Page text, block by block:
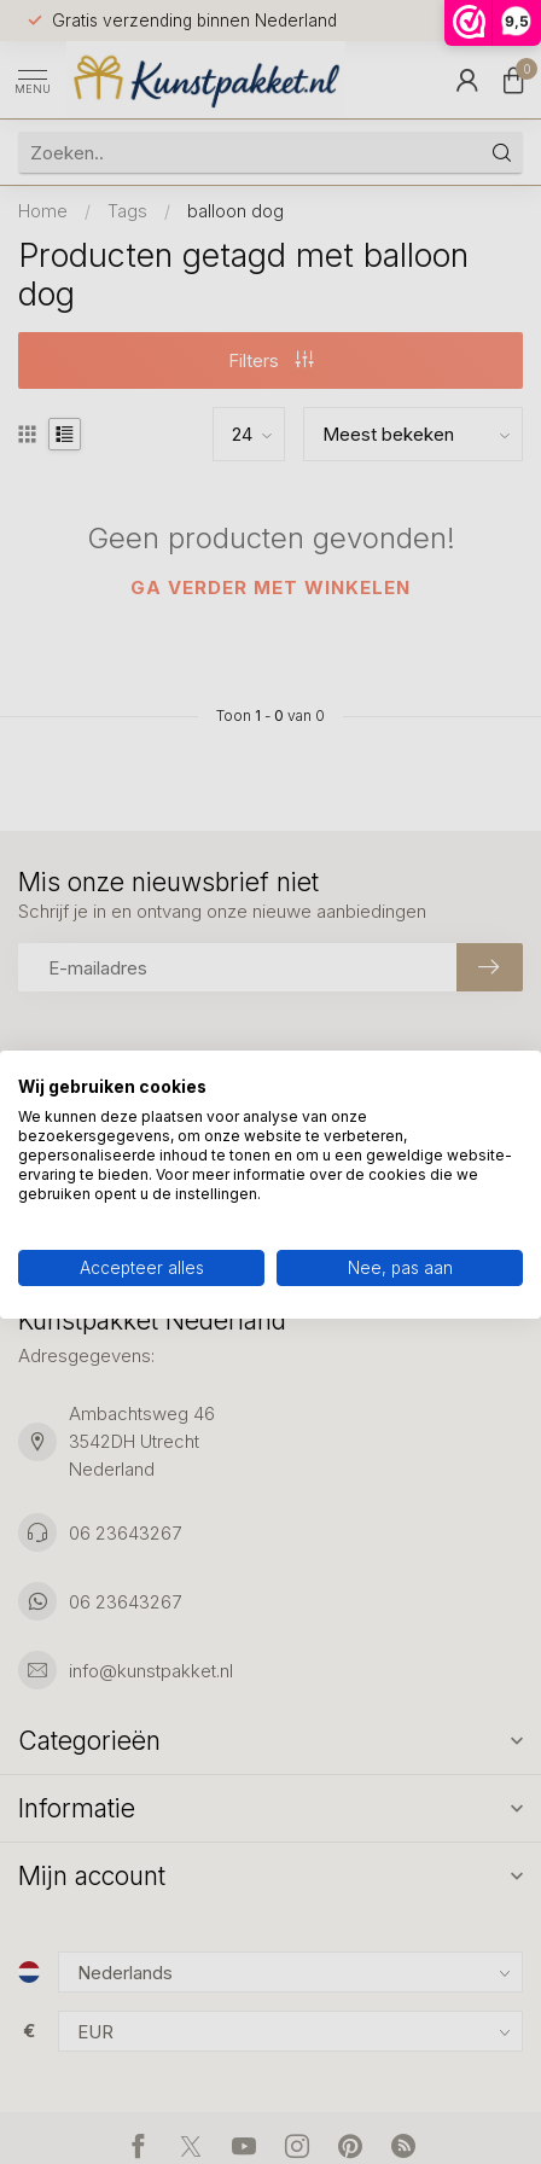
9,5
Gratis verzending binnen Nederland
Voor
huis
9.5
MENU
0
Home / Tags / balloon dog
Producten getagd met balloon
dog
Filters
Geen producten gevonden!
GA VERDER MET WINKELEN
Toon 1 - 0 van 0
We helpen graag met uw keuze of geven advies, bel of app
ons 7 dagen per week: 06-23643267
Klantenservice
Mis onze nieuwsbrief niet
Schrijf je in en ontvang onze nieuwe aanbiedingen
Kunstpakket Nederland
Adresgegevens:
Ambachtsweg 46
3542DH Utrecht
Nederland
06 23643267
06 23643267
info@kunstpakket.nl
Categorieën
Informatie
Mijn account
€
Wij gebruiken cookies
We kunnen deze plaatsen voor analyse van onze
bezoekersgegevens, om onze website te verbeteren,
gepersonaliseerde inhoud te tonen en om u een geweldige website-
ervaring te bieden. Voor meer informatie over de cookies die we
gebruiken opent u de instellingen.
Accepteer alles Nee, pas aan